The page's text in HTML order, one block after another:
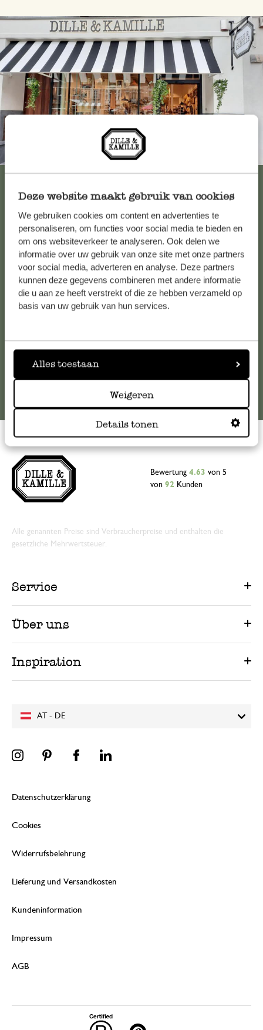
Deze website maakt gebruik van cookies
We gebruiken cookies om content en advertenties te
personaliseren, om functies voor social media te bieden en
om ons websiteverkeer te analyseren. Ook delen we
informatie over uw gebruik van onze site met onze partners
voor social media, adverteren en analyse. Deze partners
kunnen deze gegevens combineren met andere informatie
die u aan ze heeft verstrekt of die ze hebben verzameld op
basis van uw gebruik van hun services.
Alles toestaan
Weigeren
Details tonen
Immer in der Nähe
Kundenservice/Hilfe
Falls Sie Fragen haben oder Tipps und Hilfe brauchen, wenden
Sie sich bitte an unseren Kundenservice. Oder lesen Sie hier
die Antworten auf häufig gestellte Fragen
AT - DE
Bewertung 4.63 von 5
von 92 Kunden
Alle genannten Preise sind Verbraucherpreise und enthalten die
gesetzliche Mehrwertsteuer.
Service
Über uns
Inspiration
Datenschutzerklärung
Cookies
Widerrufsbelehrung
Lieferung und Versandkosten
Kundeninformation
Impressum
AGB